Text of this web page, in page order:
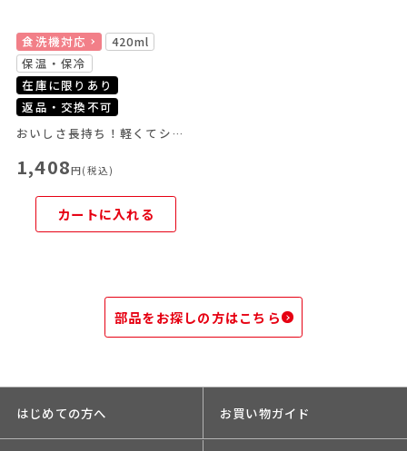
食洗機対応
420ml
保温・保冷
在庫に限りあり
返品・交換不可
おいしさ長持ち！軽くてシンプルなデザインのタンブラー
1,408円(税込)
カートに入れる
部品をお探しの方はこちら
はじめての方へ お買い物ガイド